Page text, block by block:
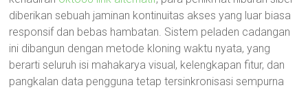
diberikan sebuah jaminan kontinuitas akses yang luar biasa
responsif dan bebas hambatan. Sistem peladen cadangan
ini dibangun dengan metode kloning waktu nyata, yang
berarti seluruh isi mahakarya visual, kelengkapan fitur, dan
pangkalan data pengguna tetap tersinkronisasi sempurna